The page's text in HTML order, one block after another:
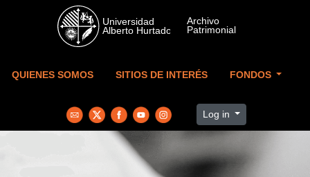
Skip to main content
QUIENES SOMOS SITIOS DE INTERÉS FONDOS
Log in